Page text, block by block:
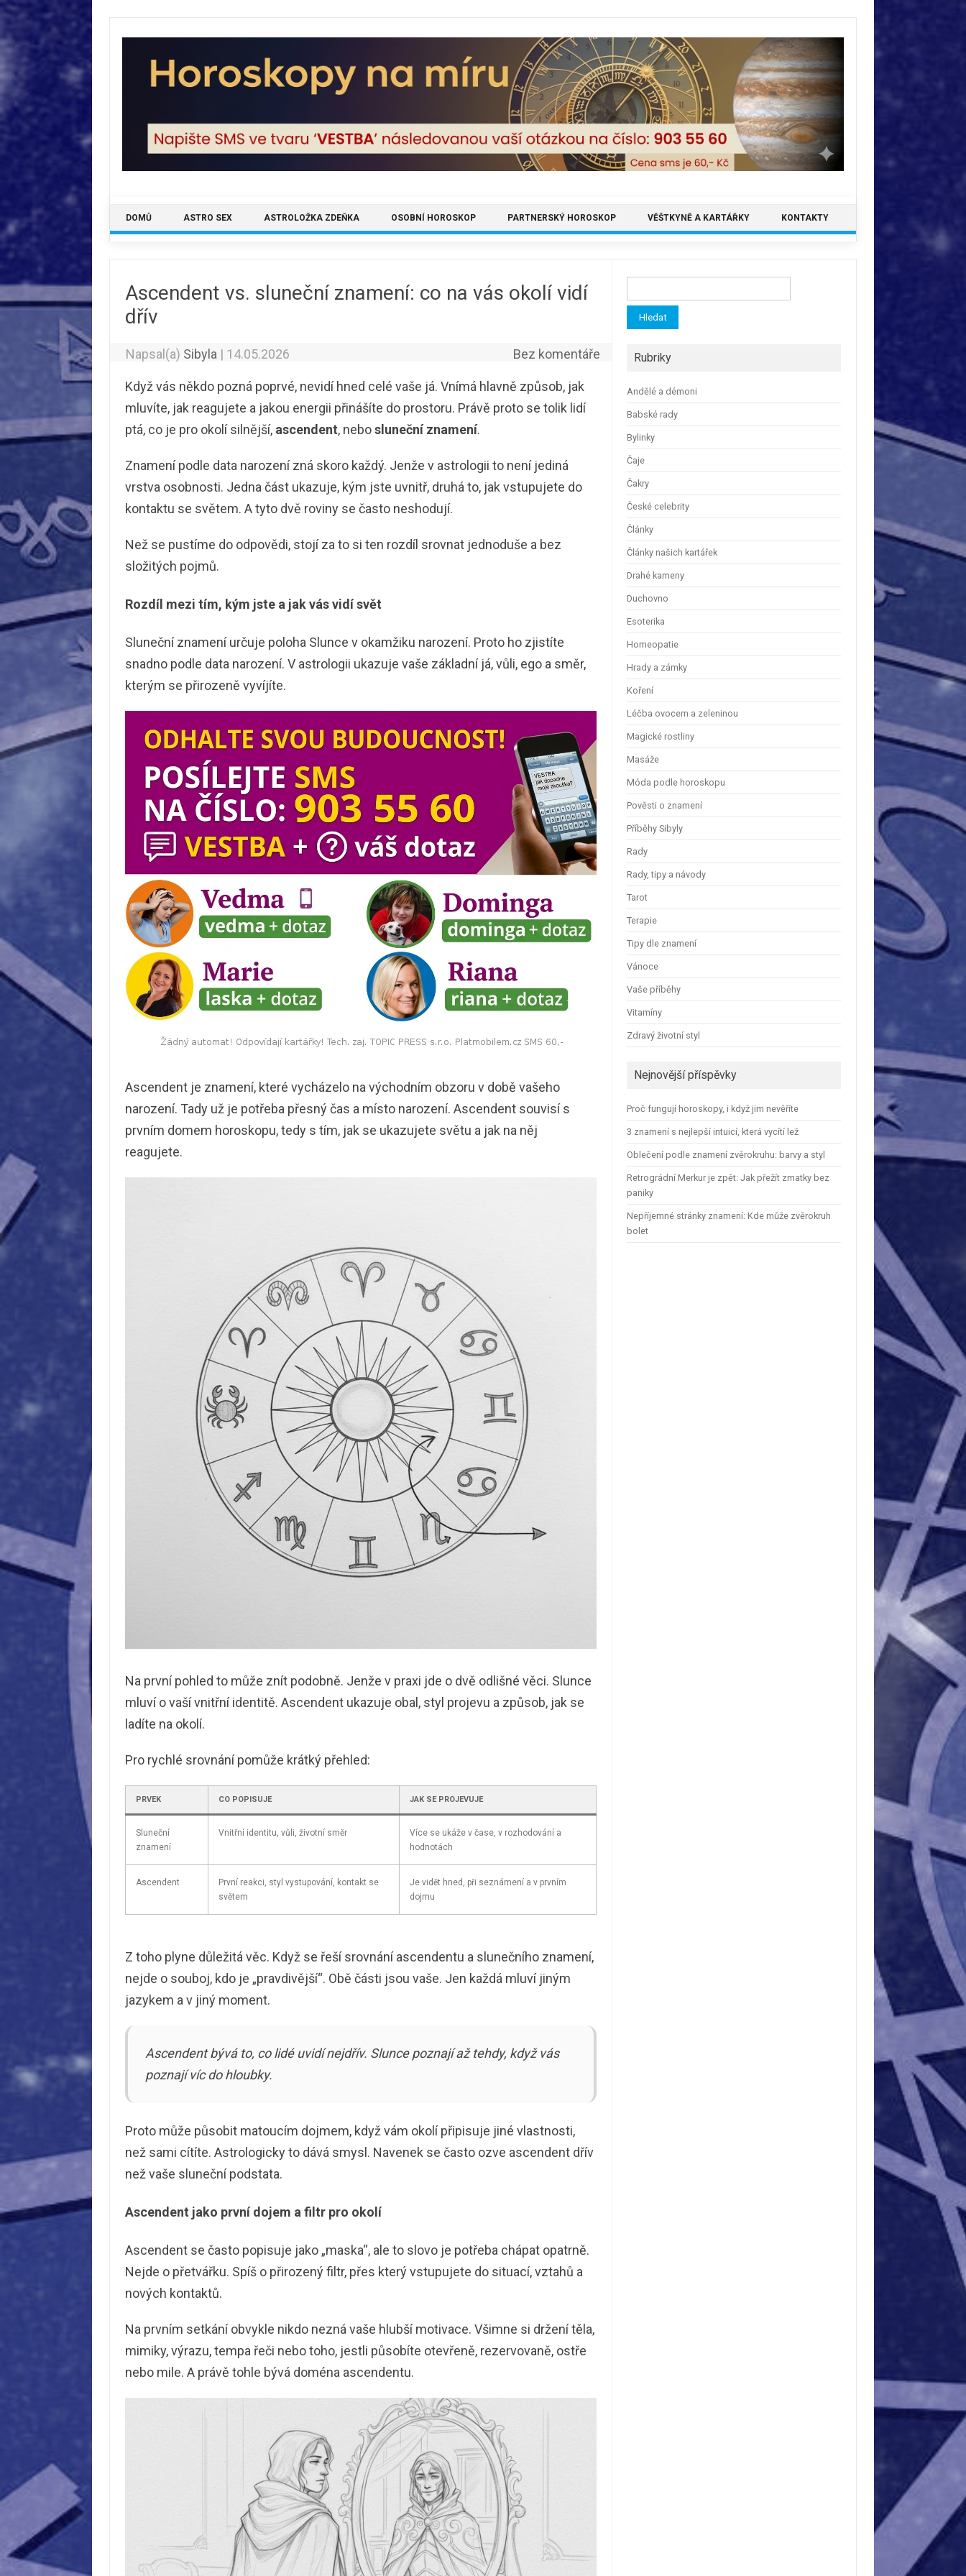
DOMŮ ASTRO SEX ASTROLOŽKA ZDEŇKA OSOBNÍ HOROSKOP PARTNERSKÝ HOROSKOP VĚŠTKYNĚ A KARTÁŘKY KONTAKTY
Ascendent vs. sluneční znamení: co na vás okolí vidí
dřív
Napsal(a) Sibyla | 14.05.2026 Bez komentáře
Když vás někdo pozná poprvé, nevidí hned celé vaše já. Vnímá hlavně způsob, jak
mluvíte, jak reagujete a jakou energii přinášíte do prostoru. Právě proto se tolik lidí
ptá, co je pro okolí silnější, ascendent, nebosluneční znamení.
Znamení podle data narození zná skoro každý. Jenže v astrologii to není jediná
vrstva osobnosti. Jedna část ukazuje, kým jste uvnitř, druhá to, jak vstupujete do
kontaktu se světem. A tyto dvě roviny se často neshodují.
Než se pustíme do odpovědi, stojí za to si ten rozdíl srovnat jednoduše a bez
složitých pojmů.
Rozdíl mezi tím, kým jste a jak vás vidí svět
Sluneční znamení určuje poloha Slunce v okamžiku narození. Proto ho zjistíte
snadno podle data narození. V astrologii ukazuje vaše základní já, vůli, ego a směr,
kterým se přirozeně vyvíjíte.
Ascendent je znamení, které vycházelo na východním obzoru v době vašeho
narození. Tady už je potřeba přesný čas a místo narození. Ascendent souvisí s
prvním domem horoskopu, tedy s tím, jak se ukazujete světu a jak na něj
reagujete.
Na první pohled to může znít podobně. Jenže v praxi jde o dvě odlišné věci. Slunce
mluví o vaší vnitřní identitě. Ascendent ukazuje obal, styl projevu a způsob, jak se
ladíte na okolí.
Pro rychlé srovnání pomůže krátký přehled:
PRVEK CO POPISUJE JAK SE PROJEVUJE
Sluneční
znamení
Vnitřní identitu, vůli, životní směr
Více se ukáže v čase, v rozhodování a
hodnotách
Ascendent
První reakci, styl vystupování, kontakt se
světem
Je vidět hned, při seznámení a v prvním
dojmu
Z toho plyne důležitá věc. Když se řeší srovnání ascendentu a slunečního znamení,
nejde o souboj, kdo je „pravdivější“. Obě části jsou vaše. Jen každá mluví jiným
jazykem a v jiný moment.
Ascendent bývá to, co lidé uvidí nejdřív. Slunce poznají až tehdy, když vás
poznají víc do hloubky.
Proto může působit matoucím dojmem, když vám okolí připisuje jiné vlastnosti,
než sami cítíte. Astrologicky to dává smysl. Navenek se často ozve ascendent dřív
než vaše sluneční podstata.
Ascendent jako první dojem a filtr pro okolí
Ascendent se často popisuje jako „maska“, ale to slovo je potřeba chápat opatrně.
Nejde o přetvářku. Spíš o přirozený filtr, přes který vstupujete do situací, vztahů a
nových kontaktů.
Na prvním setkání obvykle nikdo nezná vaše hlubší motivace. Všimne si držení těla,
mimiky, výrazu, tempa řeči nebo toho, jestli působíte otevřeně, rezervovaně, ostře
nebo mile. A právě tohle bývá doména ascendentu.
Rubriky
Andělé a démoni
Babské rady
Bylinky
Čaje
Čakry
České celebrity
Články
Články našich kartářek
Drahé kameny
Duchovno
Esoterika
Homeopatie
Hrady a zámky
Koření
Léčba ovocem a zeleninou
Magické rostliny
Masáže
Móda podle horoskopu
Pověsti o znamení
Příběhy Sibyly
Rady
Rady, tipy a návody
Tarot
Terapie
Tipy dle znamení
Vánoce
Vaše příběhy
Vitamíny
Zdravý životní styl
Nejnovější příspěvky
Proč fungují horoskopy, i když jim nevěříte
3 znamení s nejlepší intuicí, která vycítí lež
Oblečení podle znamení zvěrokruhu: barvy a styl
Retrográdní Merkur je zpět: Jak přežít zmatky bez
paniky
Nepříjemné stránky znamení: Kde může zvěrokruh
bolet